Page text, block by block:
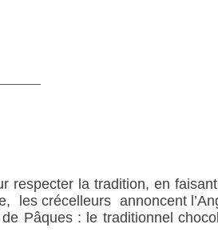
respecter la tradition, en
les crécelleurs annoncent
Pâques : le traditionnel